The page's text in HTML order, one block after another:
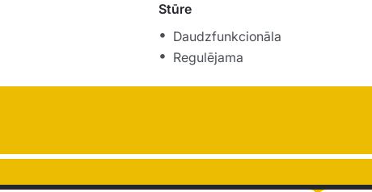
Stūre
Daudzfunkcionāla
Regulējama